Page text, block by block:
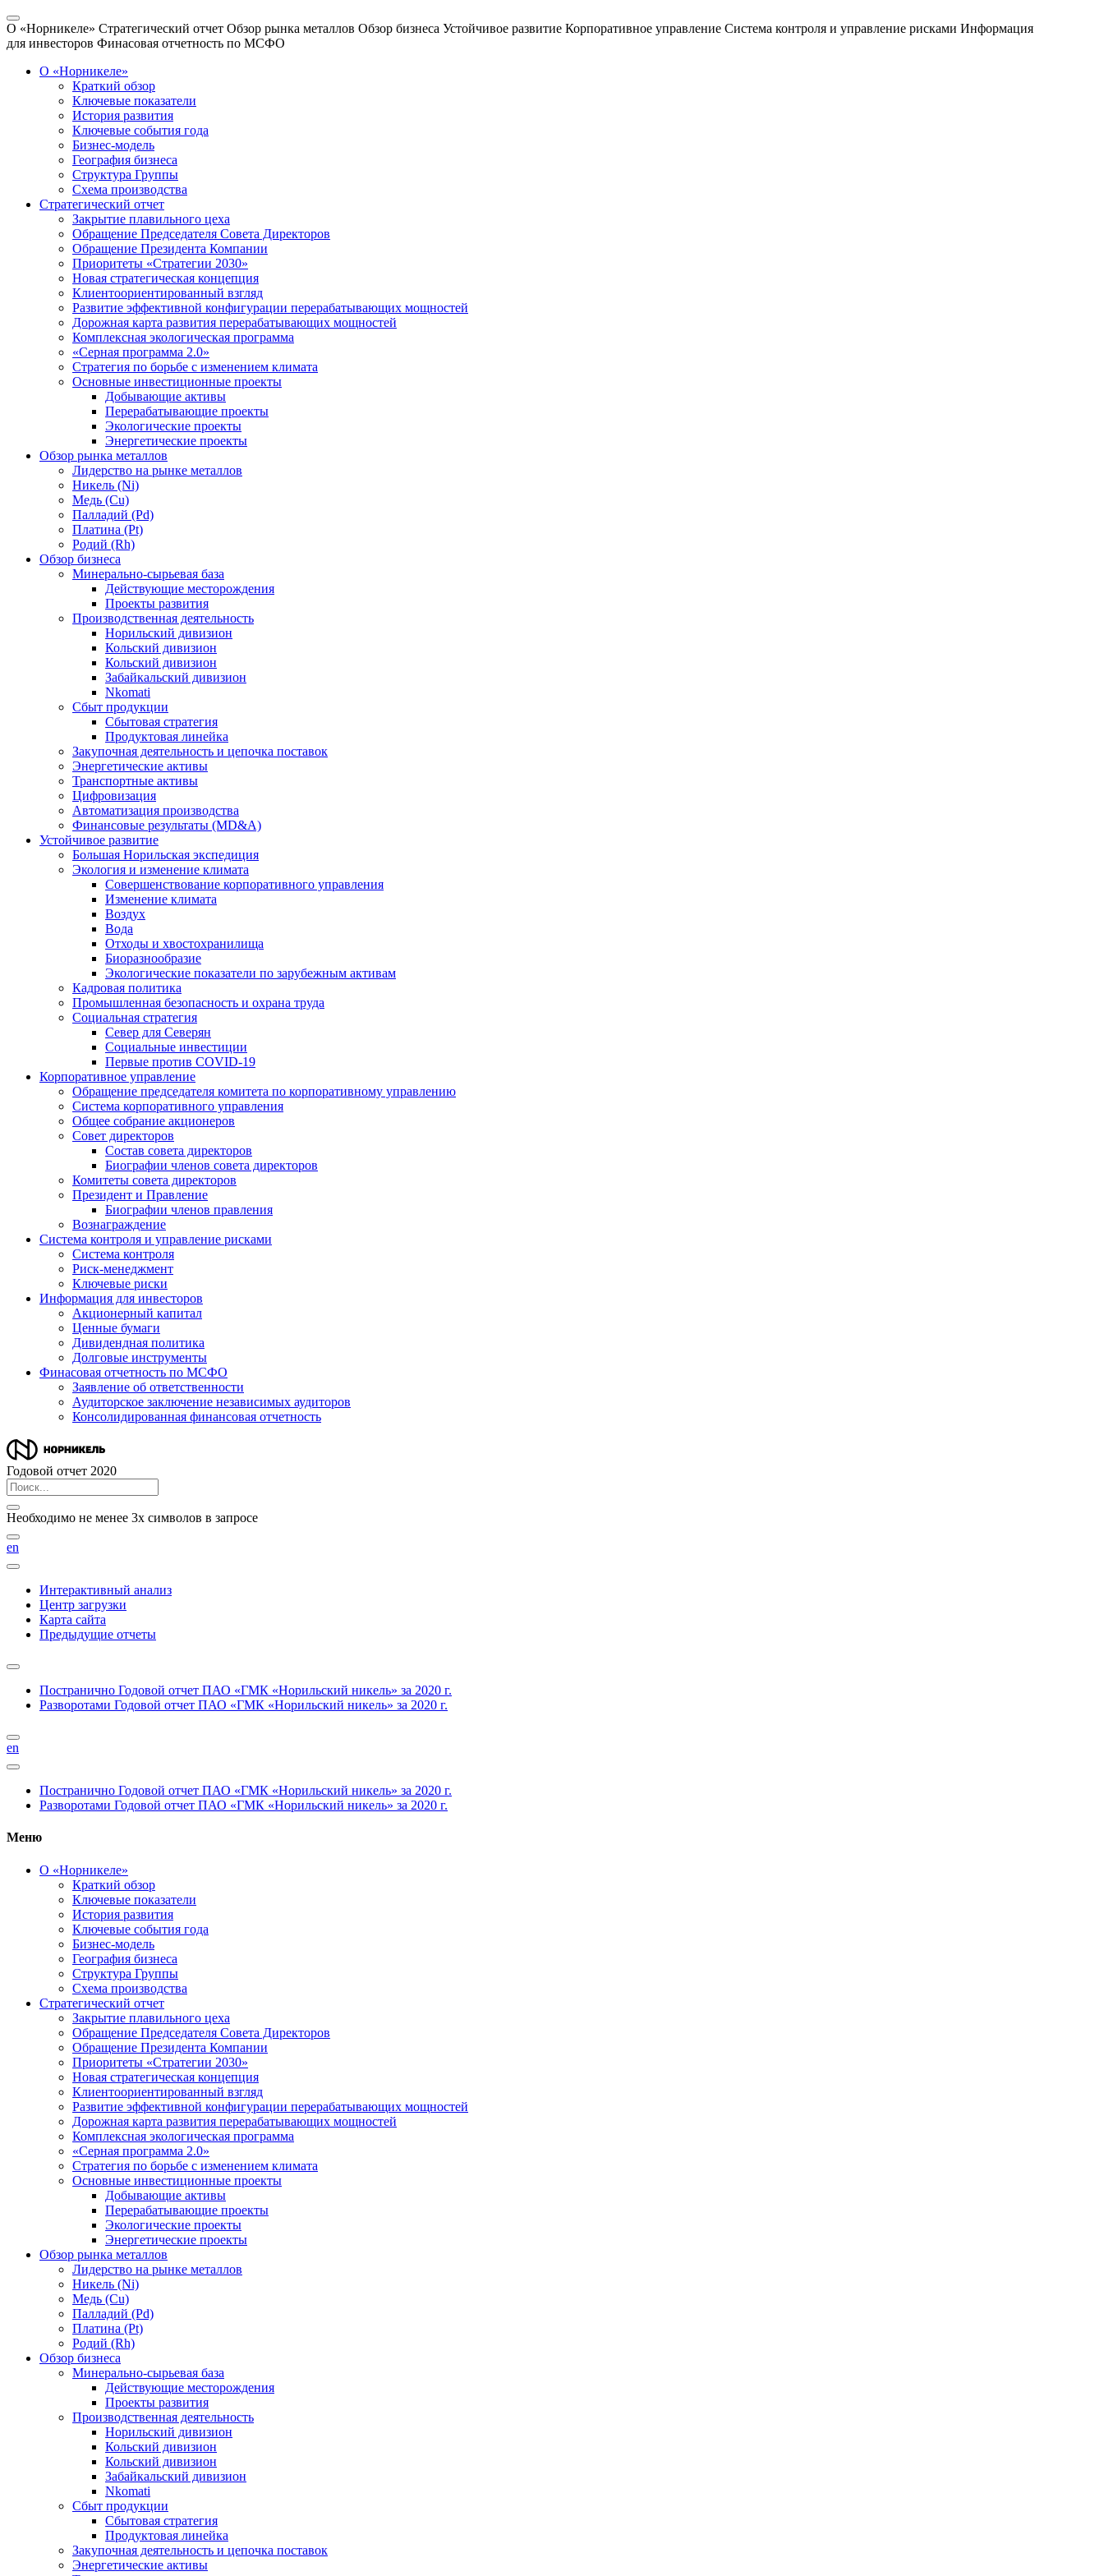
О «Норникеле» Стратегический отчет Обзор рынка металлов Обзор бизнеса Устойчивое развитие Корпоративное управление Система контроля и управление рисками Информация
для инвесторов Финасовая отчетность по МСФО
О «Норникеле»
Краткий обзор
Ключевые показатели
История развития
Ключевые события года
Бизнес-модель
География бизнеса
Структура Группы
Схема производства
Стратегический отчет
Закрытие плавильного цеха
Обращение Председателя Совета Директоров
Обращение Президента Компании
Приоритеты «Стратегии 2030»
Новая стратегическая концепция
Клиентоориентированный взгляд
Развитие эффективной конфигурации перерабатывающих мощностей
Дорожная карта развития перерабатывающих мощностей
Комплексная экологическая программа
«Серная программа 2.0»
Стратегия по борьбе с изменением климата
Основные инвестиционные проекты
Добывающие активы
Перерабатывающие проекты
Экологические проекты
Энергетические проекты
Обзор рынка металлов
Лидерство на рынке металлов
Никель (Ni)
Медь (Cu)
Палладий (Pd)
Платина (Pt)
Родий (Rh)
Обзор бизнеса
Минерально-сырьевая база
Действующие месторождения
Проекты развития
Производственная деятельность
Норильский дивизион
Кольский дивизион
Кольский дивизион
Забайкальский дивизион
Nkomati
Сбыт продукции
Сбытовая стратегия
Продуктовая линейка
Закупочная деятельность и цепочка поставок
Энергетические активы
Транспортные активы
Цифровизация
Автоматизация производства
Финансовые результаты (MD&A)
Устойчивое развитие
Большая Норильская экспедиция
Экология и изменение климата
Совершенствование корпоративного управления
Изменение климата
Воздух
Вода
Отходы и хвостохранилища
Биоразнообразие
Экологические показатели по зарубежным активам
Кадровая политика
Промышленная безопасность и охрана труда
Социальная стратегия
Север для Северян
Социальные инвестиции
Первые против COVID‑19
Корпоративное управление
Обращение председателя комитета по корпоративному управлению
Система корпоративного управления
Общее собрание акционеров
Совет директоров
Состав совета директоров
Биографии членов совета директоров
Комитеты совета директоров
Президент и Правление
Биографии членов правления
Вознаграждение
Система контроля и управление рисками
Система контроля
Риск-менеджмент
Ключевые риски
Информация для инвесторов
Акционерный капитал
Ценные бумаги
Дивидендная политика
Долговые инструменты
Финасовая отчетность по МСФО
Заявление об ответственности
Аудиторское заключение независимых аудиторов
Консолидированная финансовая отчетность
Годовой отчет 2020
Необходимо не менее 3х символов в запросе
en
Интерактивный анализ
Центр загрузки
Карта сайта
Предыдущие отчеты
Постранично Годовой отчет ПАО «ГМК «Норильский никель» за 2020 г.
Разворотами Годовой отчет ПАО «ГМК «Норильский никель» за 2020 г.
en
Постранично Годовой отчет ПАО «ГМК «Норильский никель» за 2020 г.
Разворотами Годовой отчет ПАО «ГМК «Норильский никель» за 2020 г.
Меню
О «Норникеле»
Краткий обзор
Ключевые показатели
История развития
Ключевые события года
Бизнес-модель
География бизнеса
Структура Группы
Схема производства
Стратегический отчет
Закрытие плавильного цеха
Обращение Председателя Совета Директоров
Обращение Президента Компании
Приоритеты «Стратегии 2030»
Новая стратегическая концепция
Клиентоориентированный взгляд
Развитие эффективной конфигурации перерабатывающих мощностей
Дорожная карта развития перерабатывающих мощностей
Комплексная экологическая программа
«Серная программа 2.0»
Стратегия по борьбе с изменением климата
Основные инвестиционные проекты
Добывающие активы
Перерабатывающие проекты
Экологические проекты
Энергетические проекты
Обзор рынка металлов
Лидерство на рынке металлов
Никель (Ni)
Медь (Cu)
Палладий (Pd)
Платина (Pt)
Родий (Rh)
Обзор бизнеса
Минерально-сырьевая база
Действующие месторождения
Проекты развития
Производственная деятельность
Норильский дивизион
Кольский дивизион
Кольский дивизион
Забайкальский дивизион
Nkomati
Сбыт продукции
Сбытовая стратегия
Продуктовая линейка
Закупочная деятельность и цепочка поставок
Энергетические активы